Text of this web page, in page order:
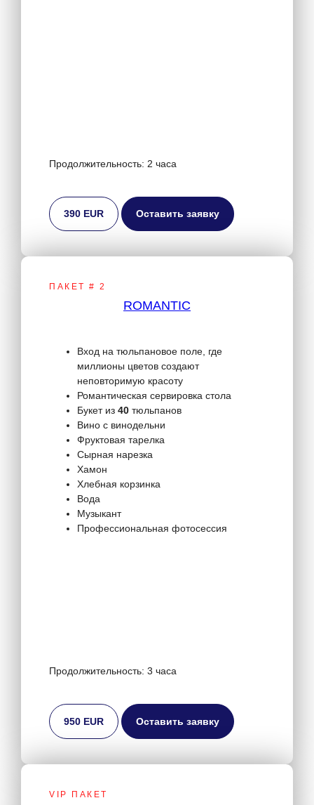
Продолжительность: 2 часа
390 EUR Оставить заявку
ПАКЕТ # 2
ROMANTIC
Вход на тюльпановое поле, где
миллионы цветов создают
неповторимую красоту
Романтическая сервировка стола
Букет из 40 тюльпанов
Вино с винодельни
Фруктовая тарелка
Сырная нарезка
Хамон
Хлебная корзинка
Вода
Музыкант
Профессиональная фотосессия
Продолжительность: 3 часа
950 EUR Оставить заявку
VIP ПАКЕТ